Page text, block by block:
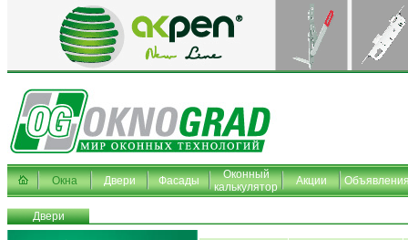
Окна Двери Фасады
Оконный
калькулятор
Акции
Двери